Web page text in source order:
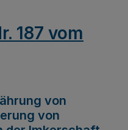
187 vom
von
von